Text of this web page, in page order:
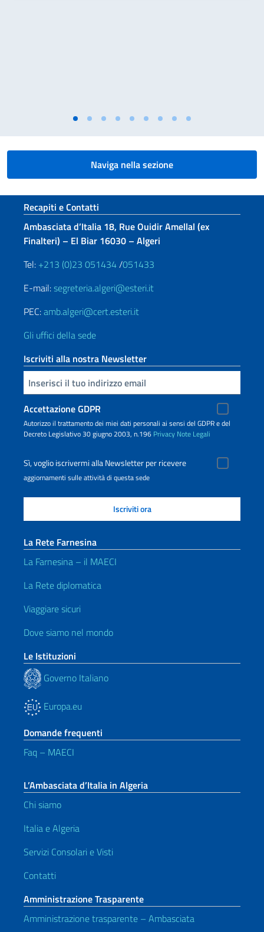
Naviga nella sezione
Sezione footer
Recapiti e Contatti
Ambasciata d’Italia 18, Rue Ouidir Amellal (ex
Finalteri) – El Biar 16030 – Algeri
Tel: +213 (0)23 051434/051433
E-mail:segreteria.algeri@esteri.it
PEC:amb.algeri@cert.esteri.it
Gli uffici della sede
Iscriviti alla nostra Newsletter
Inserisci la tua email
Accettazione GDPR
Autorizzo il trattamento dei miei dati personali ai sensi del GDPR e del
Decreto Legislativo 30 giugno 2003, n.196 Privacy Note Legali
Sì, voglio iscrivermi alla Newsletter per ricevere
aggiornamenti sulle attività di questa sede
La Rete Farnesina
La Farnesina – il MAECI
La Rete diplomatica
Viaggiare sicuri
Dove siamo nel mondo
Le Istituzioni
Governo Italiano
Europa.eu
Domande frequenti
Faq – MAECI
L’Ambasciata d’Italia in Algeria
Chi siamo
Italia e Algeria
Servizi Consolari e Visti
Contatti
Amministrazione Trasparente
Amministrazione trasparente – Ambasciata